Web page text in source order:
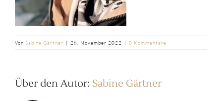
Von Sabine Gärtner | 28. November 2022 | 0 Kommentare
Über den Autor: Sabine Gärtner